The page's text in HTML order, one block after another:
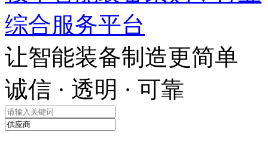
让智能装备制造更简单
诚信 · 透明 · 可靠